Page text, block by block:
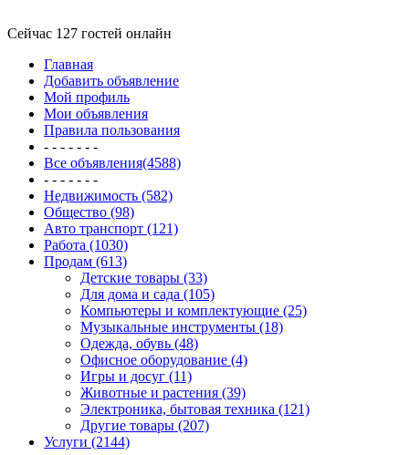
Сейчас 127 гостей онлайн
Главная
Добавить объявление
Мой профиль
Мои объявления
Правила пользования
- - - - - - -
Все объявления(4588)
- - - - - - -
Недвижимость (582)
Общество (98)
Авто транспорт (121)
Работа (1030)
Продам (613)
Детские товары (33)
Для дома и сада (105)
Компьютеры и комплектующие (25)
Музыкальные инструменты (18)
Одежда, обувь (48)
Офисное оборудование (4)
Игры и досуг (11)
Животные и растения (39)
Электроника, бытовая техника (121)
Другие товары (207)
Услуги (2144)